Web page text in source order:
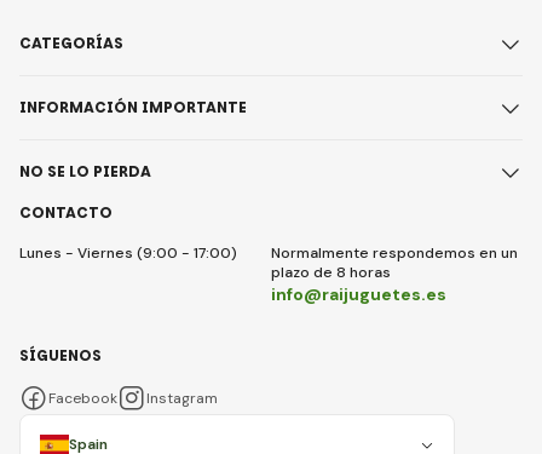
CONTACTO
Lunes - Viernes (9:00 - 17:00)
Normalmente respondemos en un
plazo de 8 horas
info@raijuguetes.es
CATEGORÍAS
INFORMACIÓN IMPORTANTE
NO SE LO PIERDA
Spain
SÍGUENOS
Facebook Instagram